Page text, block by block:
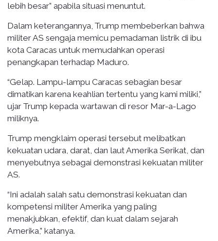
lebih besar” apabila situasi menuntut.
Dalam keterangannya, Trump membeberkan bahwa
militer AS sengaja memicu pemadaman listrik di ibu
kota Caracas untuk memudahkan operasi
penangkapan terhadap Maduro.
“Gelap. Lampu-lampu Caracas sebagian besar
dimatikan karena keahlian tertentu yang kami miliki,”
ujar Trump kepada wartawan di resor Mar-a-Lago
miliknya.
Trump mengklaim operasi tersebut melibatkan
kekuatan udara, darat, dan laut Amerika Serikat, dan
menyebutnya sebagai demonstrasi kekuatan militer
AS.
“Ini adalah salah satu demonstrasi kekuatan dan
kompetensi militer Amerika yang paling
menakjubkan, efektif, dan kuat dalam sejarah
Amerika,” katanya.